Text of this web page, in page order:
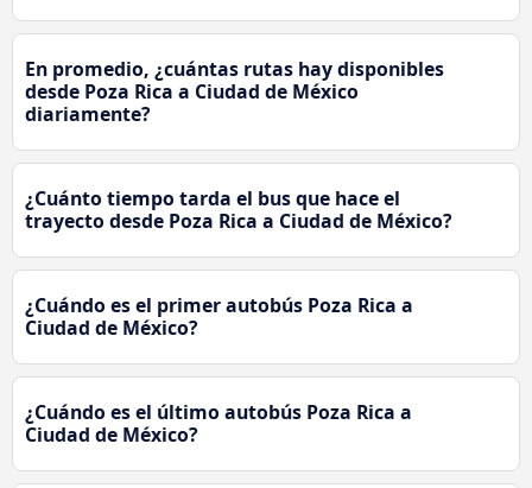
En promedio, ¿cuántas rutas hay disponibles
desde Poza Rica a Ciudad de México
diariamente?
¿Cuánto tiempo tarda el bus que hace el
trayecto desde Poza Rica a Ciudad de México?
¿Cuándo es el primer autobús Poza Rica a
Ciudad de México?
¿Cuándo es el último autobús Poza Rica a
Ciudad de México?